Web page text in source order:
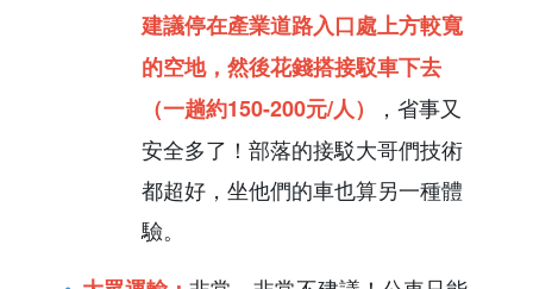
建議停在產業道路入口處上方較寬
的空地，然後花錢搭接駁車下去
（一趟約150-200元/人）
，省事又
安全多了！部落的接駁大哥們技術
都超好，坐他們的車也算另一種體
驗。